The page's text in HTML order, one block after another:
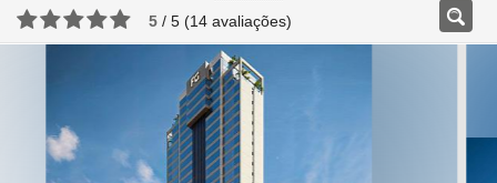
5 / 5 (14 avaliações)